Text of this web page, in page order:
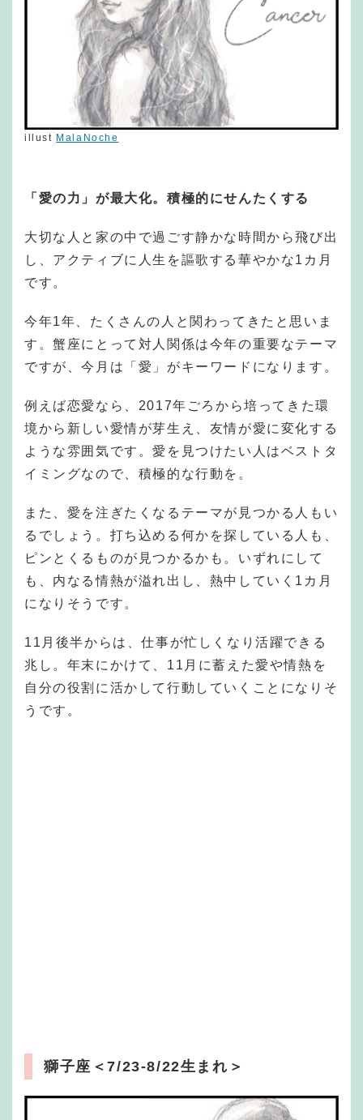
illust MalaNoche
「愛の力」が最大化。積極的にせんたくする
大切な人と家の中で過ごす静かな時間から飛び出
し、アクティブに人生を謳歌する華やかな1カ月
です。
今年1年、たくさんの人と関わってきたと思いま
す。蟹座にとって対人関係は今年の重要なテーマ
ですが、今月は「愛」がキーワードになります。
例えば恋愛なら、2017年ごろから培ってきた環
境から新しい愛情が芽生え、友情が愛に変化する
ような雰囲気です。愛を見つけたい人はベストタ
イミングなので、積極的な行動を。
また、愛を注ぎたくなるテーマが見つかる人もい
るでしょう。打ち込める何かを探している人も、
ピンとくるものが見つかるかも。いずれにして
も、内なる情熱が溢れ出し、熱中していく1カ月
になりそうです。
11月後半からは、仕事が忙しくなり活躍できる
兆し。年末にかけて、11月に蓄えた愛や情熱を
自分の役割に活かして行動していくことになりそ
うです。
獅子座 ＜7/23-8/22生まれ＞